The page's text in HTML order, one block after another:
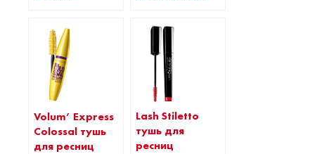
Volum’ Express
Colossal тушь
для ресниц
Lash Stiletto
тушь для
ресниц